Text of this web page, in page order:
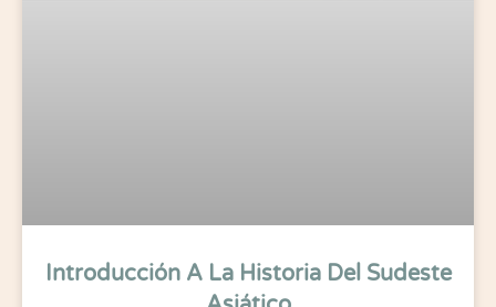
Introducción A La Historia Del Sudeste